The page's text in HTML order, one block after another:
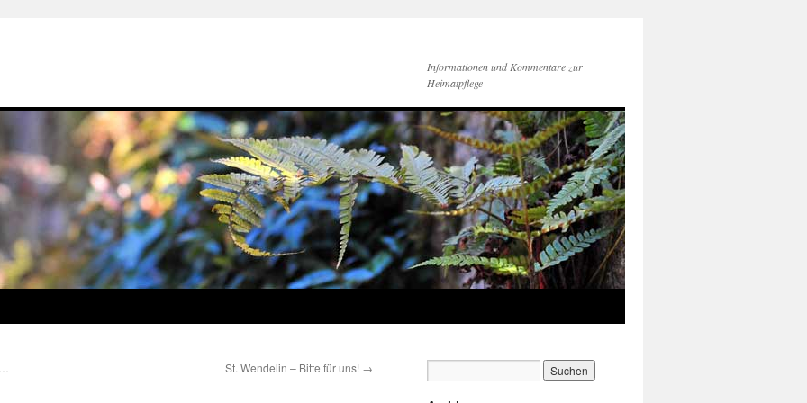
Informationen und Kommentare zur
Heimatpflege
St. Wendelin – Bitte für uns! →